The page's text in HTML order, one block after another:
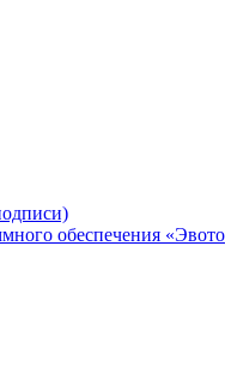
обеспечения